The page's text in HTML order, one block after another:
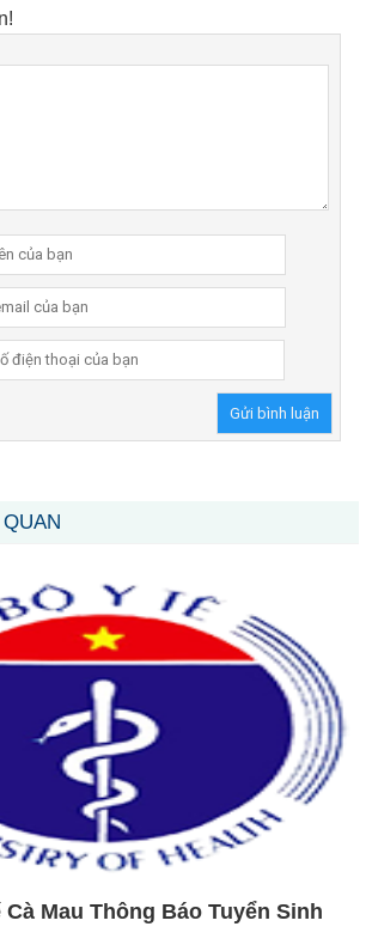
Mau Thông Báo Tuyển Sinh